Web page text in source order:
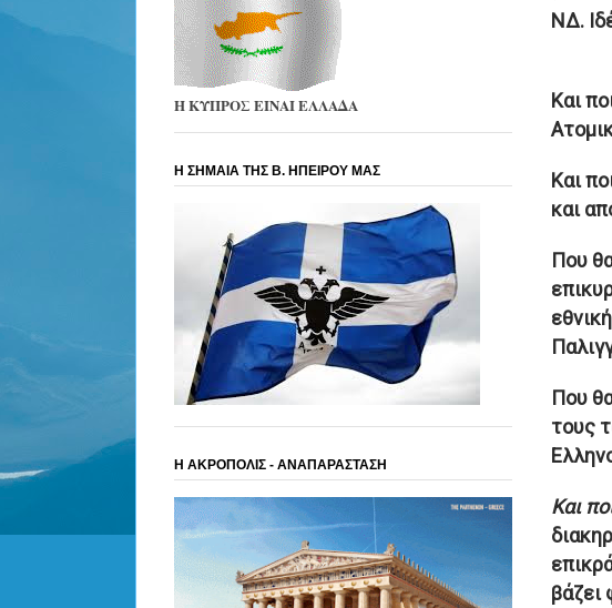
ΝΔ.
Και
Και
και
Που
Που
τους
Και
βάζει
Η ΚΥΠΡΟΣ ΕΙΝΑΙ ΕΛΛΑΔΑ
Η ΣΗΜΑΙΑ ΤΗΣ Β. ΗΠΕΙΡΟΥ ΜΑΣ
Η ΑΚΡΟΠΟΛΙΣ - ΑΝΑΠΑΡΑΣΤΑΣΗ